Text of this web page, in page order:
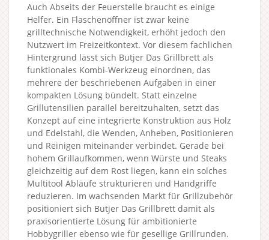
Auch Abseits der Feuerstelle braucht es einige
Helfer. Ein Flaschenöffner ist zwar keine
grilltechnische Notwendigkeit, erhöht jedoch den
Nutzwert im Freizeitkontext. Vor diesem fachlichen
Hintergrund lässt sich Butjer Das Grillbrett als
funktionales Kombi-Werkzeug einordnen, das
mehrere der beschriebenen Aufgaben in einer
kompakten Lösung bündelt. Statt einzelne
Grillutensilien parallel bereitzuhalten, setzt das
Konzept auf eine integrierte Konstruktion aus Holz
und Edelstahl, die Wenden, Anheben, Positionieren
und Reinigen miteinander verbindet. Gerade bei
hohem Grillaufkommen, wenn Würste und Steaks
gleichzeitig auf dem Rost liegen, kann ein solches
Multitool Abläufe strukturieren und Handgriffe
reduzieren. Im wachsenden Markt für Grillzubehör
positioniert sich Butjer Das Grillbrett damit als
praxisorientierte Lösung für ambitionierte
Hobbygriller ebenso wie für gesellige Grillrunden.